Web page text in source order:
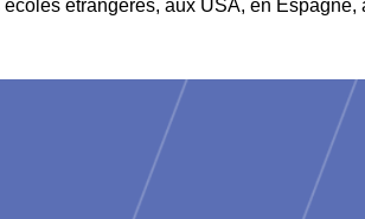
étrangères, aux USA, en Espagne,